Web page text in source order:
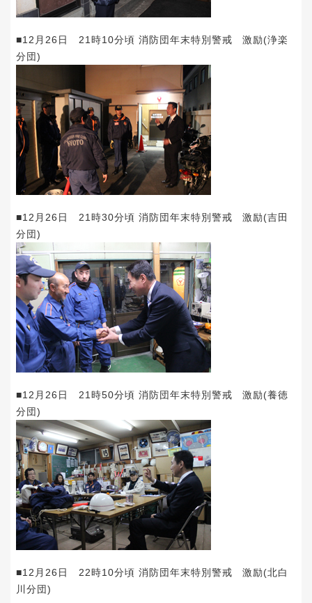
■12月26日 21時10分頃 消防団年末特別警戒 激励(浄楽
分団)
■12月26日 21時30分頃 消防団年末特別警戒 激励(吉田
分団)
■12月26日 21時50分頃 消防団年末特別警戒 激励(養徳
分団)
■12月26日 22時10分頃 消防団年末特別警戒 激励(北白
川分団)